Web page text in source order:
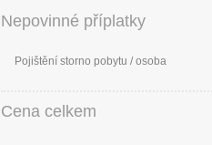
Nepovinné příplatky
Pojištění storno pobytu / osoba
Cena celkem